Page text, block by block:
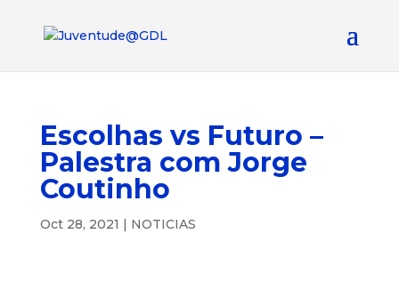
Escolhas vs Futuro –
Palestra com Jorge
Coutinho
Oct 28, 2021 | NOTICIAS